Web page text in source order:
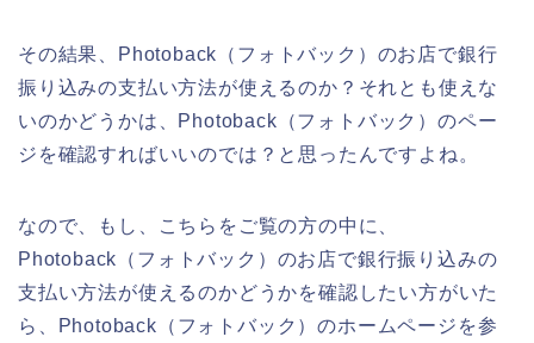
その結果、Photoback（フォトバック）のお店で銀行
振り込みの支払い方法が使えるのか？それとも使えな
いのかどうかは、Photoback（フォトバック）のペー
ジを確認すればいいのでは？と思ったんですよね。
なので、もし、こちらをご覧の方の中に、
Photoback（フォトバック）のお店で銀行振り込みの
支払い方法が使えるのかどうかを確認したい方がいた
ら、Photoback（フォトバック）のホームページを参